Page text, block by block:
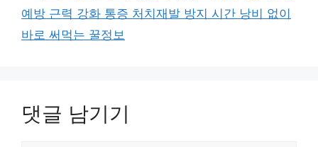
예방 근력 강화 통증 처치재발 방지 시간 낭비 없이
바로 써먹는 꿀정보
댓글 남기기